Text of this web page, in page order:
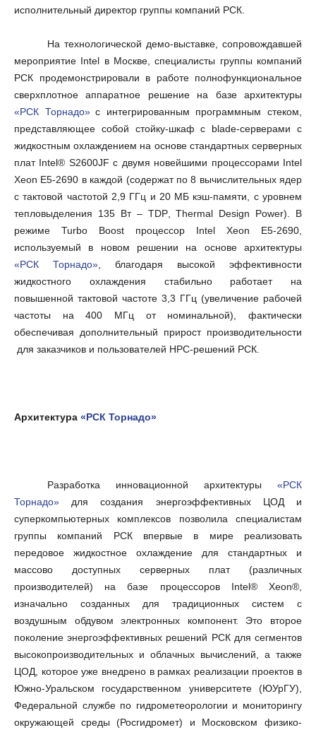
исполнительный директор группы компаний РСК.
На технологической демо-выставке, сопровождавшей
мероприятие Intel в Москве, специалисты группы компаний
РСК продемонстрировали в работе полнофункциональное
сверхплотное аппаратное решение на базе архитектуры
«РСК Торнадо» с интегрированным программным стеком,
представляющее собой стойку-шкаф с blade-серверами с
жидкостным охлаждением на основе стандартных серверных
плат Intel® S2600JFс двумя новейшими процессорами Intel
Xeon E5-2690 в каждой (содержат по 8 вычислительных ядер
с тактовой частотой 2,9 ГГц и 20 МБ кэш-памяти, с уровнем
тепловыделения 135 Вт – TDP, Thermal Design Power). В
режиме Turbo Boost процессор Intel Xeon E5-2690,
используемый в новом решении на основе архитектуры
«РСК Торнадо» , благодаря высокой эффективности
жидкостного охлаждения стабильно работает на
повышенной тактовой частоте 3,3 ГГц (увеличение рабочей
частоты на 400 МГц от номинальной), фактически
обеспечивая дополнительный прирост производительности
для заказчиков и пользователей HPC-решений РСК.
Архитектура «РСК Торнадо»
Разработка инновационной архитектуры «РСК
Торнадо» для создания энергоэффективных ЦОД и
суперкомпьютерных комплексов позволила специалистам
группы компаний РСК впервые в мире реализовать
передовое жидкостное охлаждение для стандартных и
массово доступных серверных плат (различных
производителей) на базе процессоров Intel® Xeon®,
изначально созданных для традиционных систем с
воздушным обдувом электронных компонент. Это второе
поколение энергоэффективных решений РСК для сегментов
высокопроизводительных и облачных вычислений, а также
ЦОД, которое уже внедрено в рамках реализации проектов в
Южно-Уральском государственном университете (ЮУрГУ),
Федеральной службе по гидрометеорологии и мониторингу
окружающей среды (Росгидромет) и Московском физико-